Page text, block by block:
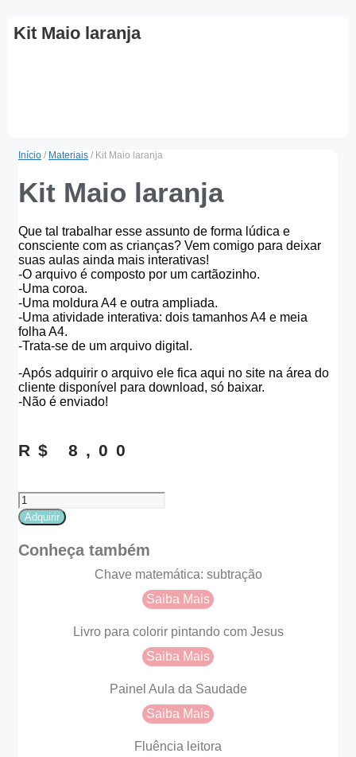
Kit Maio laranja
Início / Materiais / Kit Maio laranja
Kit Maio laranja
Que tal trabalhar esse assunto de forma lúdica e
consciente com as crianças? Vem comigo para deixar
suas aulas ainda mais interativas!
-O arquivo é composto por um cartãozinho.
-Uma coroa.
-Uma moldura A4 e outra ampliada.
-Uma atividade interativa: dois tamanhos A4 e meia
folha A4.
-Trata-se de um arquivo digital.
-Após adquirir o arquivo ele fica aqui no site na área do
cliente disponível para download, só baixar.
-Não é enviado!
R$ 8,00
Kit
Maio
laranja
quantidade
Adquirir
Conheça também
Chave matemática: subtração
Saiba Mais
Livro para colorir pintando com Jesus
Saiba Mais
Painel Aula da Saudade
Saiba Mais
Fluência leitora